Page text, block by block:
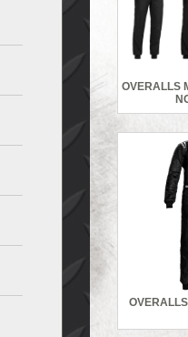
OVERALLS